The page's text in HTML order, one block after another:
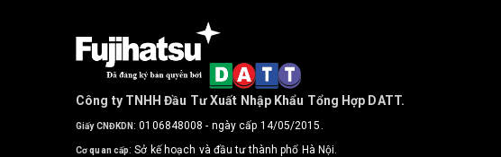
Công ty TNHH Đầu Tư Xuất Nhập Khẩu Tổng Hợp DATT.
Giấy CNĐKDN : 0106848008 - ngày cấp 14/05/2015.
Cơ quan cấp: Sở kế hoạch và đầu tư thành phố Hà Nội.